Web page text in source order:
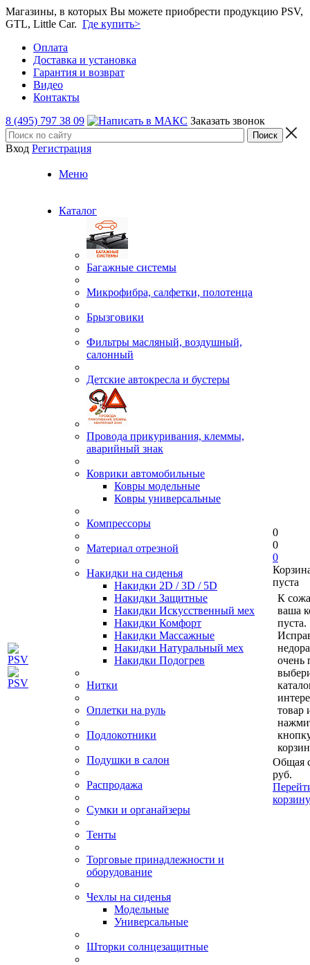
Магазины, в которых Вы можете приобрести продукцию PSV,
GTL, Little Car. Где купить>
Оплата
Доставка и установка
Гарантия и возврат
Видео
Контакты
8 (495) 797 38 09
Заказать звонок
Вход Регистрация
Меню
Каталог
Багажные системы
Микрофибра, салфетки, полотенца
Брызговики
Фильтры масляный, воздушный,
салонный
Детские автокресла и бустеры
Провода прикуривания, клеммы,
аварийный знак
Коврики автомобильные
Ковры модельные
Ковры универсальные
Компрессоры
Материал отрезной
Накидки на сиденья
Накидки 2D / 3D / 5D
Накидки Защитные
Накидки Искусственный мех
Накидки Комфорт
Накидки Массажные
Накидки Натуральный мех
Накидки Подогрев
Нитки
Оплетки на руль
Подлокотники
Подушки в салон
Распродажа
Сумки и органайзеры
Тенты
Торговые принадлежности и
оборудование
Чехлы на сиденья
Модельные
Универсальные
Шторки солнцезащитные
0
0
0
пуста
К
ваша
пуста.
очень
товар
Общая
руб.
корзину